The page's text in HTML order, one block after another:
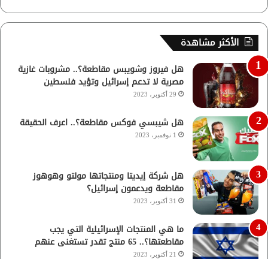
الأكثر مشاهدة
هل فيروز وشويبس مقاطعة؟.. مشروبات غازية
مصرية لا تدعم إسرائيل وتؤيد فلسطين
29 أكتوبر، 2023
هل شيبسي فوكس مقاطعة؟.. اعرف الحقيقة
1 نوفمبر، 2023
هل شركة إيديتا ومنتجاتها مولتو وهوهوز
مقاطعة ويدعمون إسرائيل؟
31 أكتوبر، 2023
ما هي المنتجات الإسرائيلية التي يجب
مقاطعتها؟.. 65 منتج تقدر تستغنى عنهم
21 أكتوبر، 2023